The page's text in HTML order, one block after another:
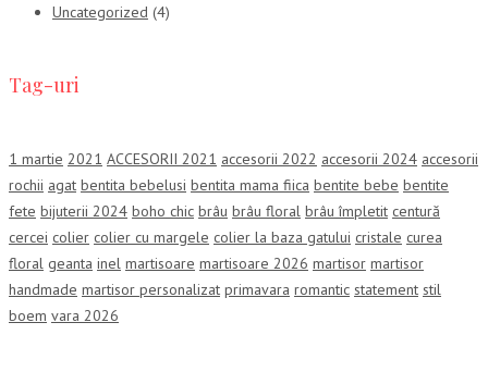
Uncategorized (4)
Tag-uri
1 martie 2021 ACCESORII 2021 accesorii 2022 accesorii 2024 accesorii
rochii agat bentita bebelusi bentita mama fiica bentite bebe bentite
fete bijuterii 2024 boho chic brâu brâu floral brâu împletit centură
cercei colier colier cu margele colier la baza gatului cristale curea
floral geanta inel martisoare martisoare 2026 martisor martisor
handmade martisor personalizat primavara romantic statement stil
boem vara 2026